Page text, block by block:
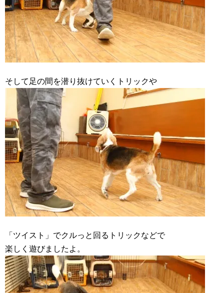
そして足の間を潜り抜けていくトリックや
「ツイスト」でクルっと回るトリックなどで
楽しく遊びましたよ。